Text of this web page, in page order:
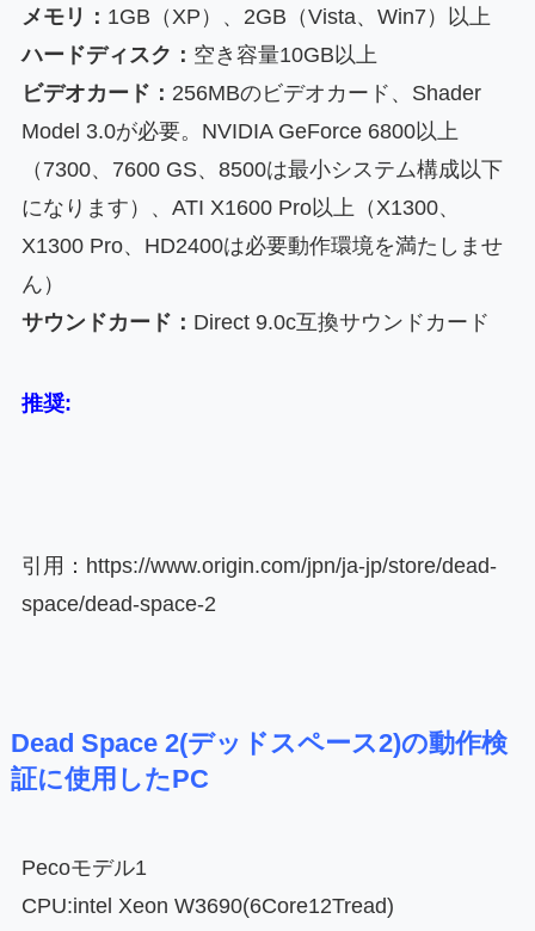
メモリ： 1GB（XP）、2GB（Vista、Win7）以上
ハードディスク： 空き容量10GB以上
ビデオカード： 256MBのビデオカード、Shader
Model 3.0が必要。NVIDIA GeForce 6800以上
（7300、7600 GS、8500は最小システム構成以下
になります）、ATI X1600 Pro以上（X1300、
X1300 Pro、HD2400は必要動作環境を満たしませ
ん）
サウンドカード： Direct 9.0c互換サウンドカード
推奨:
引用：https://www.origin.com/jpn/ja-jp/store/dead-
space/dead-space-2
Dead Space 2(デッドスペース2)の動作検
証に使用したPC
Pecoモデル1
CPU:intel Xeon W3690(6Core12Tread)